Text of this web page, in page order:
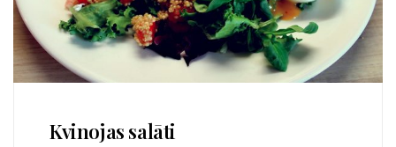
Kvinojas salāti